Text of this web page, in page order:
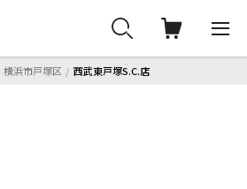
横浜市戸塚区 西武東戸塚S.C.店